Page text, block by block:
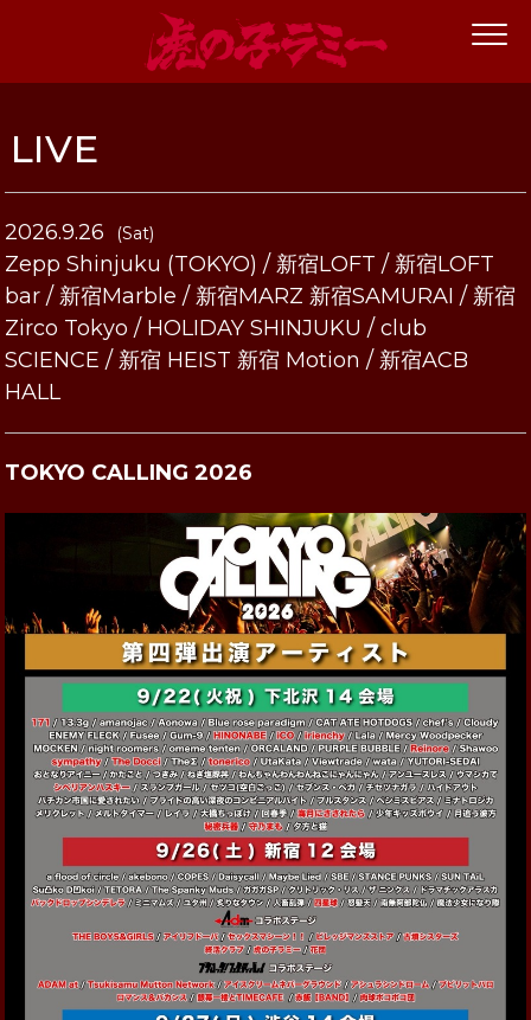
LIVE
2026.9.26 (Sat)
Zepp Shinjuku (TOKYO) / 新宿LOFT / 新宿LOFT
bar / 新宿Marble / 新宿MARZ 新宿SAMURAI / 新宿
Zirco Tokyo / HOLIDAY SHINJUKU / club
SCIENCE / 新宿 HEIST 新宿 Motion / 新宿ACB
HALL
TOKYO CALLING 2026